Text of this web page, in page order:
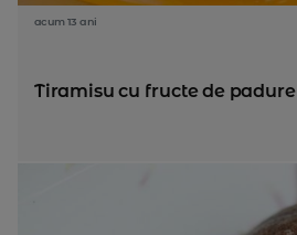
acum 13 ani
Tiramisu cu fructe de padure